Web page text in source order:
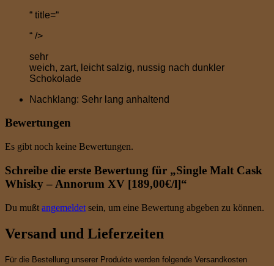
“ title=“
“ />
sehr
weich, zart, leicht salzig, nussig nach dunkler
Schokolade
Nachklang: Sehr lang anhaltend
Bewertungen
Es gibt noch keine Bewertungen.
Schreibe die erste Bewertung für „Single Malt Cask
Whisky – Annorum XV [189,00€/l]“
Du mußt angemeldet sein, um eine Bewertung abgeben zu können.
Versand und Lieferzeiten
Für die Bestellung unserer Produkte werden folgende Versandkosten